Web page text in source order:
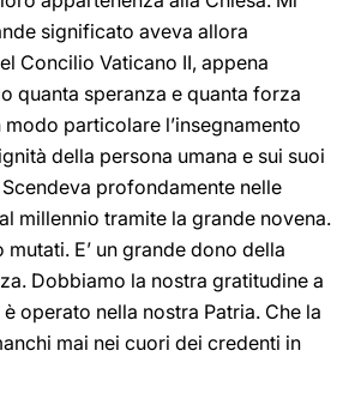
significato aveva allora
Concilio Vaticano II, appena
quanta speranza e quanta forza
particolare l’insegnamento
della persona umana e sui suoi
profondamente nelle
millennio tramite la grande novena.
E’ un grande dono della
Dobbiamo la nostra gratitudine a
operato nella nostra Patria. Che la
mai nei cuori dei credenti in